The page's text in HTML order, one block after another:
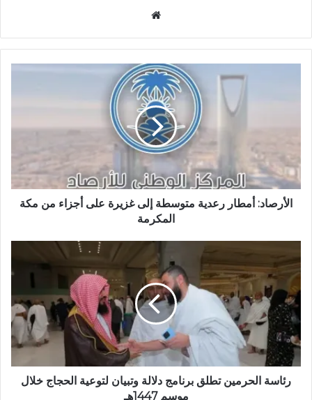
ق
ع
ل
و
ي
ب
الأرصاد: أمطار رعدية متوسطة إلى غزيرة على أجزاء من مكة
المكرمة
رئاسة الحرمين تطلق برنامج دلالة وتبيان لتوعية الحجاج خلال
موسم 1447هـ